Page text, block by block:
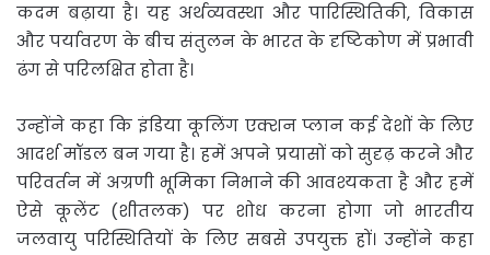
कदम बढ़ाया है। यह अर्थव्यवस्था और पारिस्थितिकी, विकास
और पर्यावरण के बीच संतुलन के भारत के दृष्टिकोण में प्रभावी
ढंग से परिलक्षित होता है।
उन्होंने कहा कि इंडिया कूलिंग एक्शन प्लान कई देशों के लिए
आदर्श मॉडल बन गया है। हमें अपने प्रयासों को सुदृढ़ करने और
परिवर्तन में अग्रणी भूमिका निभाने की आवश्यकता है और हमें
ऐसे कूलेंट (शीतलक) पर शोध करना होगा जो भारतीय
जलवायु परिस्थितियों के लिए सबसे उपयुक्त हों। उन्होंने कहा